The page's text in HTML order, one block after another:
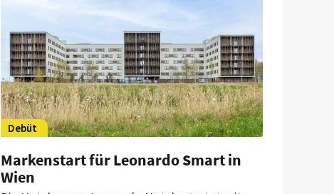
Debüt
Markenstart für Leonardo Smart in
Wien